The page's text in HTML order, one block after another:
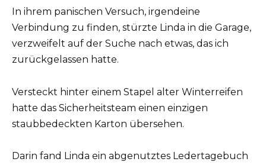
In ihrem panischen Versuch, irgendeine
Verbindung zu finden, stürzte Linda in die Garage,
verzweifelt auf der Suche nach etwas, das ich
zurückgelassen hatte.
Versteckt hinter einem Stapel alter Winterreifen
hatte das Sicherheitsteam einen einzigen
staubbedeckten Karton übersehen.
Darin fand Linda ein abgenutztes Ledertagebuch